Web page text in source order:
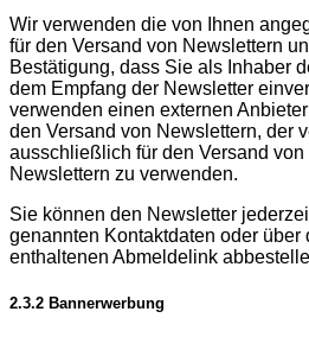
Wir verwenden die von Ihnen
für den Versand von Newslettern
Bestätigung, dass Sie als Inhaber
dem Empfang der Newsletter
verwenden einen externen
den Versand von Newslettern, der
ausschließlich für den Versand von
Newslettern zu verwenden.
Sie können den Newsletter
genannten Kontaktdaten oder
enthaltenen Abmeldelink
2.3.2 Bannerwerbung